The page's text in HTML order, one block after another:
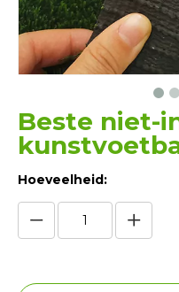
Beste niet-
Hoeveelheid: